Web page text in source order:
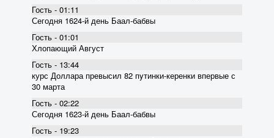
Гость - 01:11
Сегодня 1624-й день Баал-бабвы
Гость - 01:01
Хлопающий Август
Гость - 13:44
курс Доллара превысил 82 пyтинки-керенки впервые с
30 марта
Гость - 02:22
Сегодня 1623-й день Баал-бабвы
Гость - 19:23